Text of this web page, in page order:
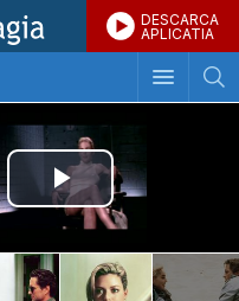
DESCARCA
APLICATIA